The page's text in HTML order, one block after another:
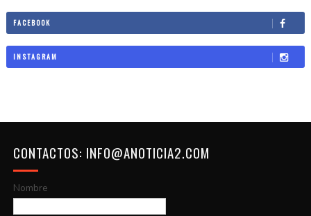
FACEBOOK
INSTAGRAM
CONTACTOS: INFO@ANOTICIA2.COM
Nombre